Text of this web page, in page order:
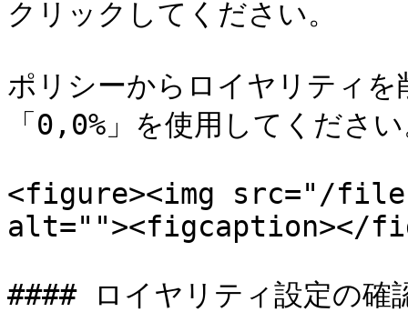
クリックしてください。
ポリシーからロイヤリティ
「0,0%」を使用してくださ
<figure><img src="/files/
alt=""><figcaption></
#### ロイヤリティ設定の確